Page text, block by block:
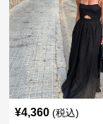
¥4,360 (税込)